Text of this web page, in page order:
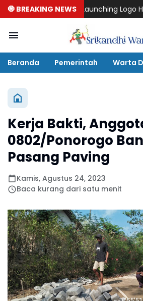
🧿 BREAKING NEWSLaunching Logo HUT ke-
Beranda Pemerintah Warta
Kerja Bakti,
0802/Ponorogo
Pasang Paving
Kamis, Agustus 24, 2023
Baca kurang dari satu menit